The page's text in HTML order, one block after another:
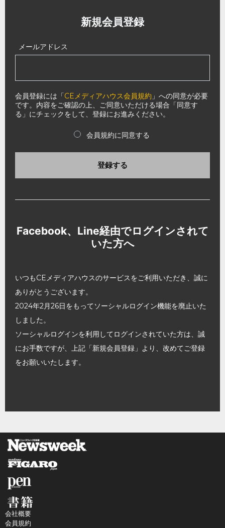
新規会員登録
メールアドレス
会員登録には「CEメディアハウス会員規約 」への同意が必要
です。内容をご確認の上、ご同意いただける場合「同意す
る」にチェックをして、登録にお進みください。
会員規約に同意する
登録する
Facebook、Line経由でログインされて
いた方へ
いつもCEメディアハウスのサービスをご利用いただき、誠に
ありがとうございます。
2024年2月26日をもってソーシャルログイン機能を廃止いた
しました。
ソーシャルログインを利用してログインされていた方は、誠
にお手数ですが、上記「新規会員登録」より、改めてご登録
をお願いいたします。
会社概要
会員規約